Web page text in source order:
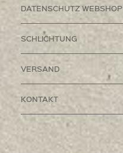
DATENSCHUTZ WEBSHOP
SCHLICHTUNG
VERSAND
KONTAKT